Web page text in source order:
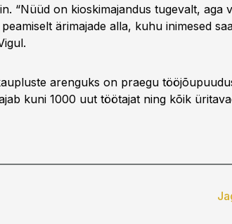
“Nüüd on kioskimajandus tugevalt, aga
ärimajade alla, kuhu inimesed
arenguks on praegu
kuni 1000 uut töötajat ning kõik